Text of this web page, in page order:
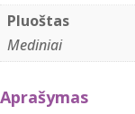
Pluoštas
Mediniai
Aprašymas